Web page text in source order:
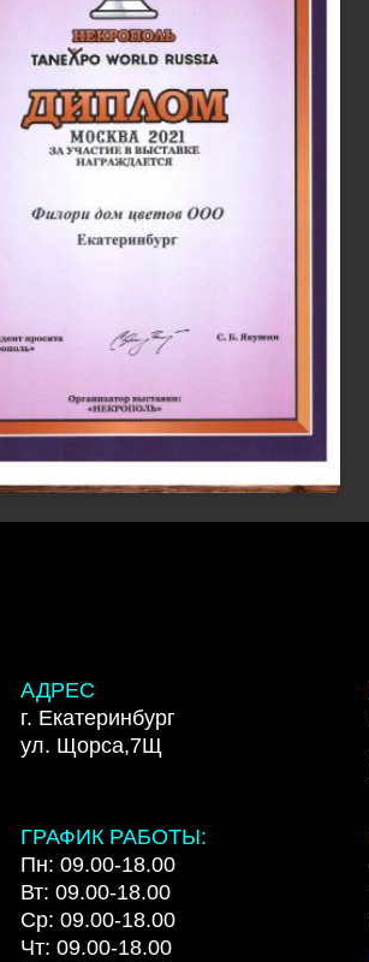
АДРЕС
г. Екатеринбург
ул. Щорса,7Щ
ГРАФИК РАБОТЫ:
Пн: 09.00-18.00
Вт: 09.00-18.00
Ср: 09.00-18.00
Чт: 09.00-18.00